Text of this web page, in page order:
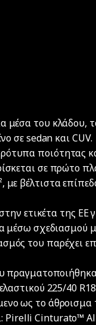
του κλάδου,
σε sedan και CUV.
ποιότητας
σε πρώτο
βέλτιστα
ετικέτα της
μέσω σχεδιασμού
του παρέχει
225/40
ως το
Pirelli Cinturato™